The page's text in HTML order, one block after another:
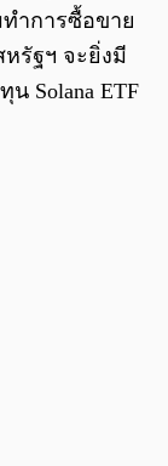
ำการซื้อขาย
รัฐฯ จะยิ่งมี
Solana ETF